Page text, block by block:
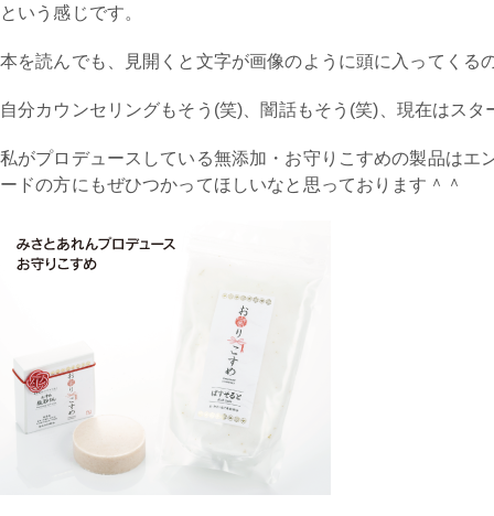
という感じです。
本を読んでも、見開くと文字が画像のように頭に入ってくる
自分カウンセリングもそう(笑)、闇話もそう(笑)、現在はス
私がプロデュースしている無添加・お守りこすめの製品はエ
ードの方にもぜひつかってほしいなと思っております＾＾